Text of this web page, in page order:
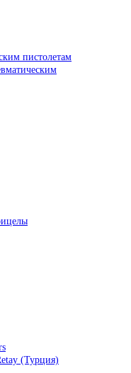
пистолетам
(Турция)